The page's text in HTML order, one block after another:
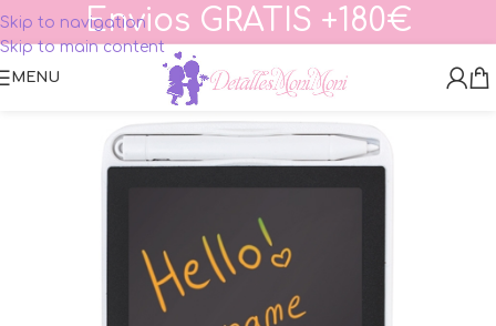
Skip to navigation
Skip to main content
Envios GRATIS +180€
MENU